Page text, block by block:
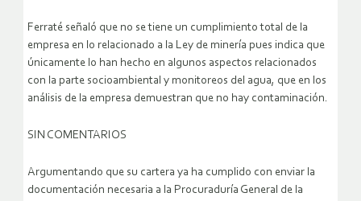
Ferraté señaló que no se tiene un cumplimiento total de la
empresa en lo relacionado a la Ley de minería pues indica que
únicamente lo han hecho en algunos aspectos relacionados
con la parte socioambiental y monitoreos del agua, que en los
análisis de la empresa demuestran que no hay contaminación.
SIN COMENTARIOS
Argumentando que su cartera ya ha cumplido con enviar la
documentación necesaria a la Procuraduría General de la